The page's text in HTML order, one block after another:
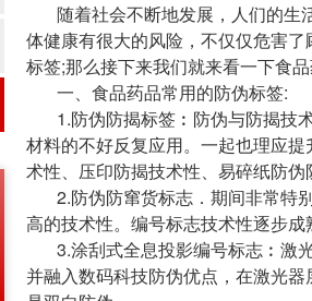
随着社会不断地发展，人们的生
体健康有很大的风险，不仅仅危害
标签;那么接下来我们就来看一下食
一、食品药品常用的防伪标签:
1.防伪防揭标签︰防伪与防揭技
材料的不好反复应用。一起也理应
术性、压印防揭技术性、易碎纸防伪
2.防伪防窜货标志．期间非常特
高的技术性。编号标志技术性逐步成
3.涂刮式全息投影编号标志︰激光
并融入数码科技防伪优点，在激光